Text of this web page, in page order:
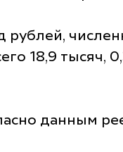
18,9
данным